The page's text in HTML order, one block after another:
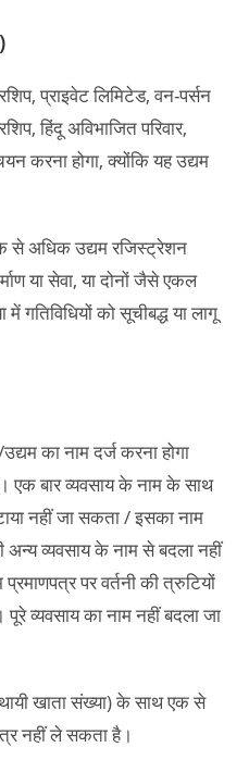
प्राइवेट लिमिटेड, वन-पर्सन
हिंदू अविभाजित परिवार,
करना होगा, क्योंकि यह उद्यम
से अधिक उद्यम रजिस्ट्रेशन
या सेवा, या दोनों जैसे एकल
गतिविधियों को सूचीबद्ध या लागू
का नाम दर्ज करना होगा
एक बार व्यवसाय के नाम के साथ
नहीं जा सकता / इसका नाम
व्यवसाय के नाम से बदला नहीं
पर वर्तनी की त्रुटियों
व्यवसाय का नाम नहीं बदला जा
खाता संख्या) के साथ एक से
नहीं ले सकता है।